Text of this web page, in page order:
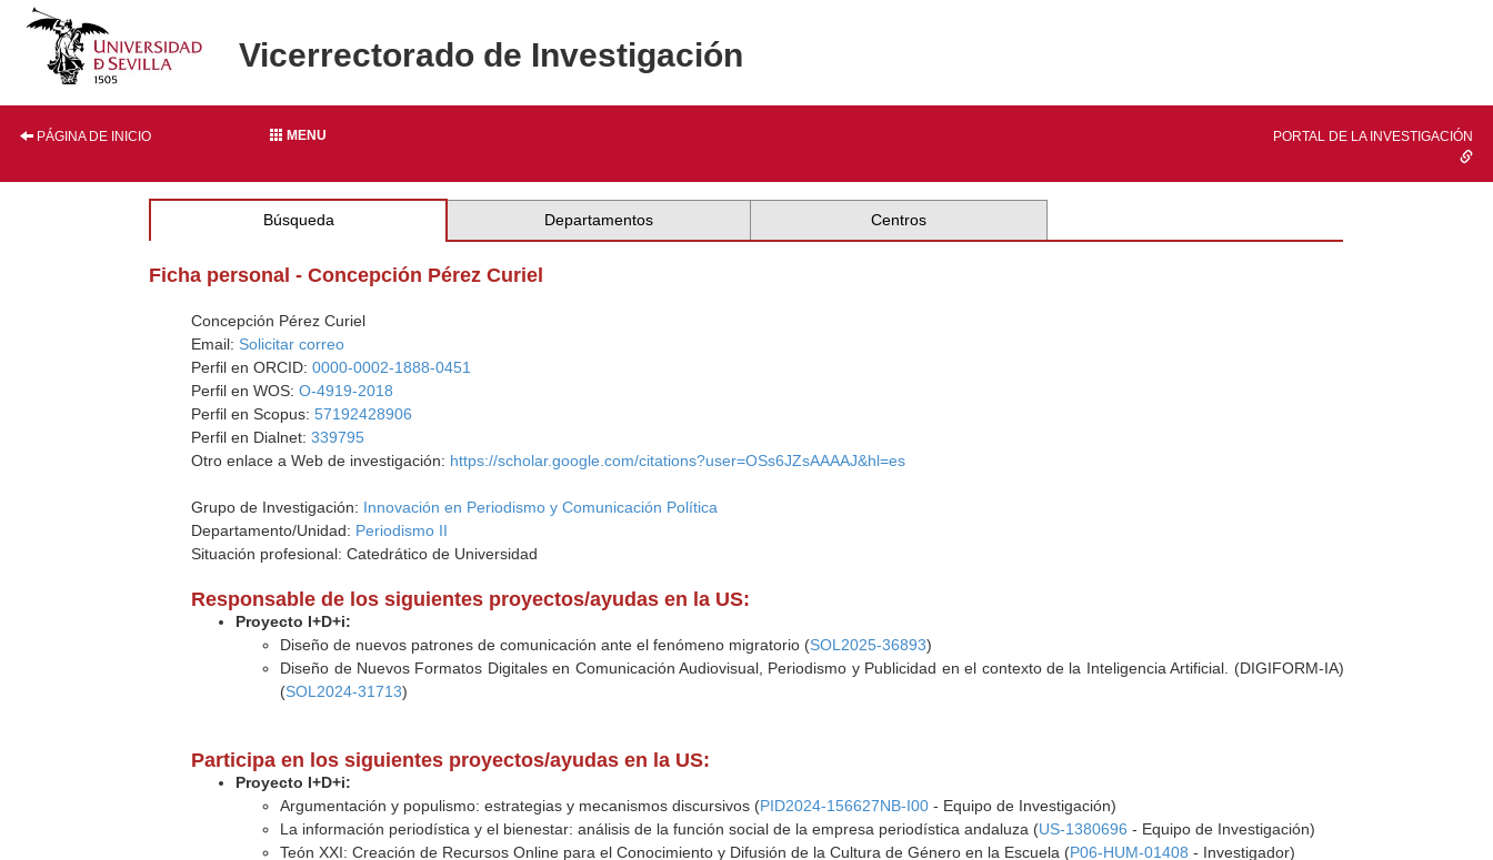
Vicerrectorado de Investigación
PÁGINA DE INICIO MENU PORTAL DE LA INVESTIGACIÓN
Búsqueda Departamentos Centros
Ficha personal - Concepción Pérez Curiel
Concepción Pérez Curiel
Email: Solicitar correo
Perfil en ORCID:0000-0002-1888-0451
Perfil en WOS:O-4919-2018
Perfil en Scopus:57192428906
Perfil en Dialnet:339795
Otro enlace a Web de investigación: https://scholar.google.com/citations?user=OSs6JZsAAAAJ&hl=es
Grupo de Investigación: Innovación en Periodismo y Comunicación Política
Departamento/Unidad: Periodismo II
Situación profesional: Catedrático de Universidad
Responsable de los siguientes proyectos/ayudas en la US:
Proyecto I+D+i:
Diseño de nuevos patrones de comunicación ante el fenómeno migratorio (SOL2025-36893)
Diseño de Nuevos Formatos Digitales en Comunicación Audiovisual, Periodismo y Publicidad en el contexto de la Inteligencia Artificial. (DIGIFORM-IA)
(SOL2024-31713)
Participa en los siguientes proyectos/ayudas en la US:
Proyecto I+D+i:
Argumentación y populismo: estrategias y mecanismos discursivos (PID2024-156627NB-I00 - Equipo de Investigación)
La información periodística y el bienestar: análisis de la función social de la empresa periodística andaluza (US-1380696 - Equipo de Investigación)
Teón XXI: Creación de Recursos Online para el Conocimiento y Difusión de la Cultura de Género en la Escuela (P06-HUM-01408 - Investigador)